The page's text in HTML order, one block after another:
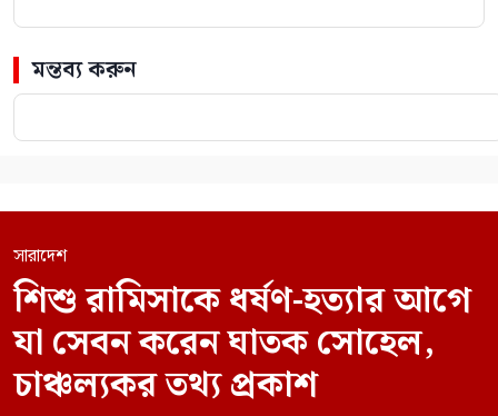
মন্তব্য করুন
সারাদেশ
শিশু রামিসাকে ধর্ষণ-হত্যার আগে
যা সেবন করেন ঘাতক সোহেল,
চাঞ্চল্যকর তথ্য প্রকাশ